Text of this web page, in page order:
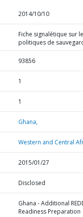
2014/10/10
Fiche signalétique sur
politiques de
93856
1
1
Ghana,
Western and Central
2015/01/27
Disclosed
Ghana - Additional
Readiness Preparation